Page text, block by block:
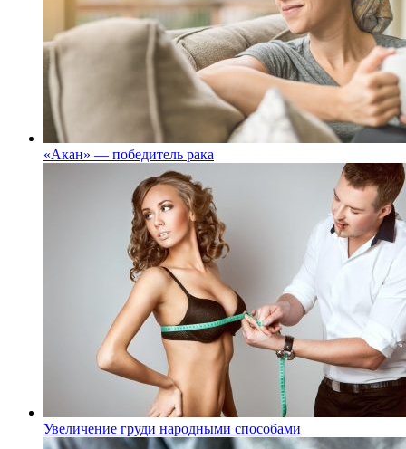
«Акан» — победитель рака
Увеличение груди народными способами